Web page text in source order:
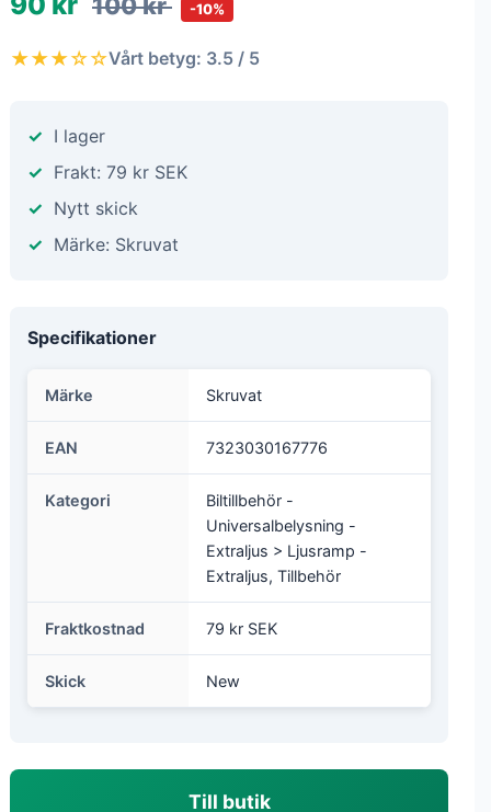
-10%
★★★☆☆Vårt betyg: 3.5 / 5
I lager
Frakt: 79 kr SEK
Nytt skick
Märke: Skruvat
Specifikationer
Märke Skruvat
EAN 7323030167776
Kategori
Biltillbehör -
Universalbelysning -
Extraljus > Ljusramp -
Extraljus, Tillbehör
Fraktkostnad 79 kr SEK
Skick New
Till butik